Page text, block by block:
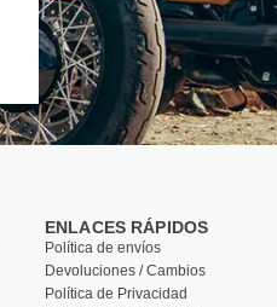
ENLACES RÁPIDOS
Política de envíos
Devoluciones / Cambios
Política de Privacidad